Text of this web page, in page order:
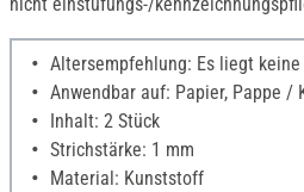
Altersempfehlung: Es liegt
Anwendbar auf: Papier, Pappe /
Inhalt: 2 Stück
Strichstärke: 1 mm
Material: Kunststoff